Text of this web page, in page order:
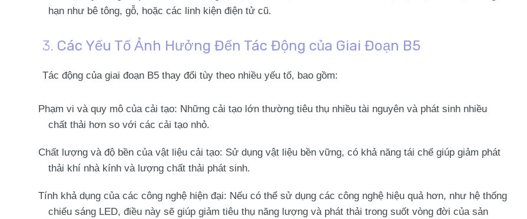
hạn như bê tông, gỗ, hoặc các linh kiện điện tử cũ.
3. Các Yếu Tố Ảnh Hưởng Đến Tác Động của Giai Đoạn B5
Tác động của giai đoạn B5 thay đổi tùy theo nhiều yếu tố, bao gồm:
Phạm vi và quy mô của cải tạo: Những cải tạo lớn thường tiêu thụ nhiều tài nguyên và phát sinh nhiều
chất thải hơn so với các cải tạo nhỏ.
Chất lượng và độ bền của vật liệu cải tạo: Sử dụng vật liệu bền vững, có khả năng tái chế giúp giảm phát
thải khí nhà kính và lượng chất thải phát sinh.
Tính khả dụng của các công nghệ hiện đại: Nếu có thể sử dụng các công nghệ hiệu quả hơn, như hệ thống
chiếu sáng LED, điều này sẽ giúp giảm tiêu thụ năng lượng và phát thải trong suốt vòng đời của sản